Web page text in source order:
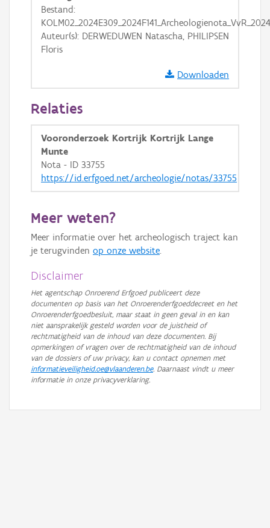
GRB-Basiskaart in grijswaarden
Bestand:
Auteur(s): DERWEDUWEN Natascha, PHILIPSEN
Floris
Downloaden
Relaties
Vooronderzoek Kortrijk Kortrijk Lange
Munte
Nota - ID 33755
https://id.erfgoed.net/archeologie/notas/33755
Meer weten?
Meer informatie over het archeologisch traject kan
je terugvinden op onze website.
Disclaimer
Het agentschap Onroerend Erfgoed publiceert deze
documenten op basis van het Onroerenderfgoeddecreet en het
Onroerenderfgoedbesluit, maar staat in geen geval in en kan
niet aansprakelijk gesteld worden voor de juistheid of
rechtmatigheid van de inhoud van deze documenten. Bij
opmerkingen of vragen over de rechtmatigheid van de inhoud
van de dossiers of uw privacy, kan u contact opnemen met
informatieveiligheid.oe@vlaanderen.be. Daarnaast vindt u meer
informatie in onze privacyverklaring.